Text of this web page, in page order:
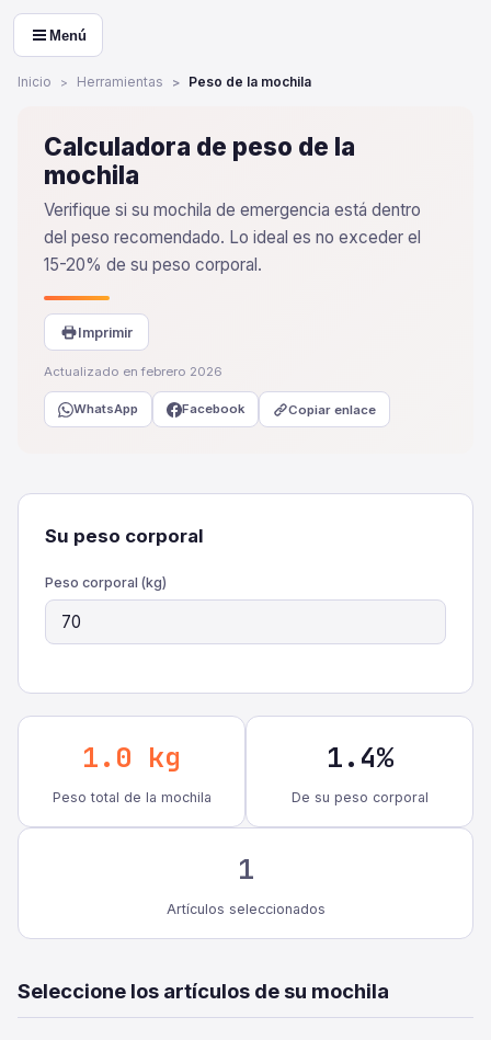
Menú
Inicio Herramientas Peso de la mochila
Calculadora de peso de la
mochila
Verifique si su mochila de emergencia está dentro
del peso recomendado. Lo ideal es no exceder el
15-20% de su peso corporal.
Imprimir
Actualizado en febrero 2026
WhatsApp Facebook Copiar enlace
Su peso corporal
Peso corporal (kg)
1.0 kg
Peso total de la mochila
1.4%
De su peso corporal
1
Artículos seleccionados
Seleccione los artículos de su mochila